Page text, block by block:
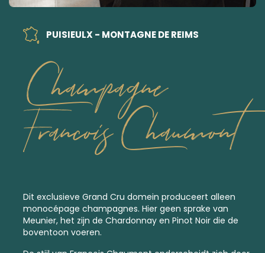
PUISIEULX - MONTAGNE DE REIMS
Champagne
Francois Chaumont
Dit exclusieve Grand Cru domein produceert alleen
monocépage champagnes. Hier geen sprake van
Meunier, het zijn de Chardonnay en Pinot Noir die de
boventoon voeren.